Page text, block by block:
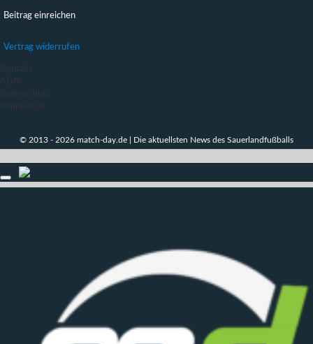
Beitrag einreichen
Vertrag widerrufen
Kontakt
AGN
Datenschutz
Impressum
© 2013 - 2026 match-day.de | Die aktuellsten News des Sauerlandfußballs